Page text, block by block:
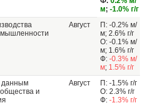
м; -1.0% г/г
Август
П: -0.2% м/
м; 2.6% г/г
О: -0.1% м/
м; 1.6% г/г
Ф: -0.3% м/
м; 1.5% г/г
данным
и
Август
П: -1.5% г/г
О: 2.3% г/г
Ф: -1.3% г/г